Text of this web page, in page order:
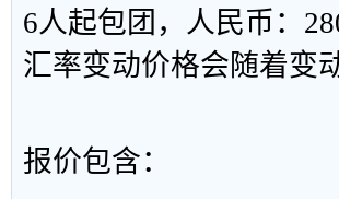
6人起包团，人民币：
汇率变动价格会随着变
报价包含：